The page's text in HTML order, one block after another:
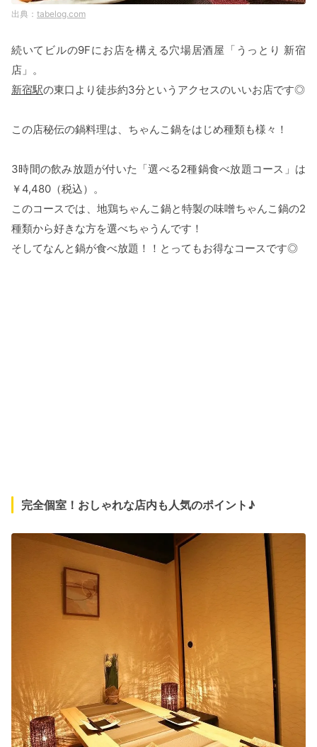
tabelog.com
続いてビルの9Fにお店を構える穴場居酒屋「うっとり 新宿
店」。
新宿駅の東口より徒歩約3分というアクセスのいいお店です◎
この店秘伝の鍋料理は、ちゃんこ鍋をはじめ種類も様々！
3時間の飲み放題が付いた「選べる2種鍋食べ放題コース」は
￥4,480（税込）。
このコースでは、地鶏ちゃんこ鍋と特製の味噌ちゃんこ鍋の2
種類から好きな方を選べちゃうんです！
そしてなんと鍋が食べ放題！！とってもお得なコースです◎
完全個室！おしゃれな店内も人気のポイント♪